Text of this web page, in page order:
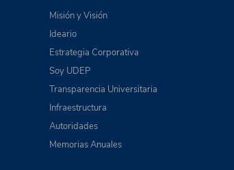
Misión y Visión
Ideario
Estrategia Corporativa
Soy UDEP
Transparencia Universitaria
Infraestructura
Autoridades
Memorias Anuales